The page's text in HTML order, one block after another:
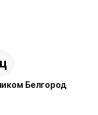
Белгород